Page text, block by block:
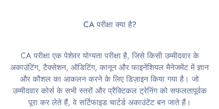
CA परीक्षा क्या है?
CA परीक्षा एक पेशेवर योग्यता परीक्षा है, जिसे किसी उम्मीदवार के
अकाउंटिंग, टैक्सेशन, ऑडिटिंग, कानून और फाइनेंशियल मैनेजमेंट में ज्ञान
और कौशल का आकलन करने के लिए डिज़ाइन किया गया है। जो
उम्मीदवार कोर्स के सभी स्तरों और प्रैक्टिकल ट्रेनिंग को सफलतापूर्वक
पूरा कर लेते हैं, वे सर्टिफाइड चार्टर्ड अकाउंटेंट बन जाते हैं।